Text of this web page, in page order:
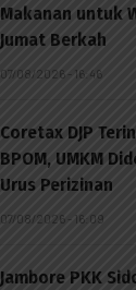
Makanan untuk
Jumat Berkah
07/08/2026 - 16:46
Coretax DJP
BPOM, UMKM
Urus Perizinan
07/08/2026 - 16:09
Jambore PKK